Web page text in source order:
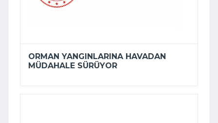
ORMAN YANGINLARINA HAVADAN
MÜDAHALE SÜRÜYOR